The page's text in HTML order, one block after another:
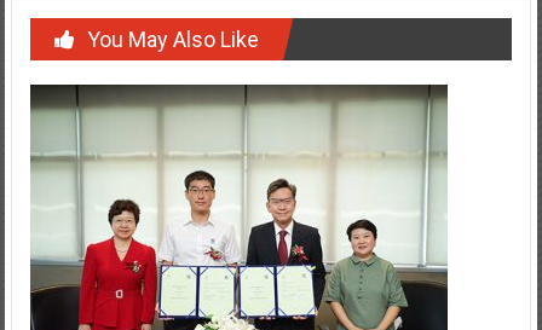
You May Also Like